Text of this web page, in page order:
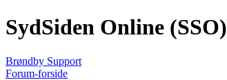
SydSiden Online (SSO)
Brøndby Support
Forum-forside